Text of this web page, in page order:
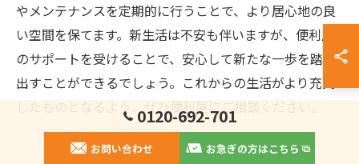
やメンテナンスを定期的に行うことで、より居心地の良
い空間を保てます。新生活は不安も伴いますが、便利屋
のサポートを受けることで、安心して新たな一歩を踏み
出すことができるでしょう。これからの生活がより充実
したものとなるよう、ぜひ便利屋にご相談ください。
0120-692-701
お問い合わせ お急ぎの方はこちら